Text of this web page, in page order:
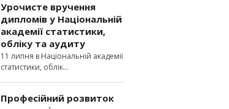
Урочисте вручення
дипломів у Національній
академії статистики,
обліку та аудиту
11 липня в Національній академії
статистики, облік
Професійний розвиток